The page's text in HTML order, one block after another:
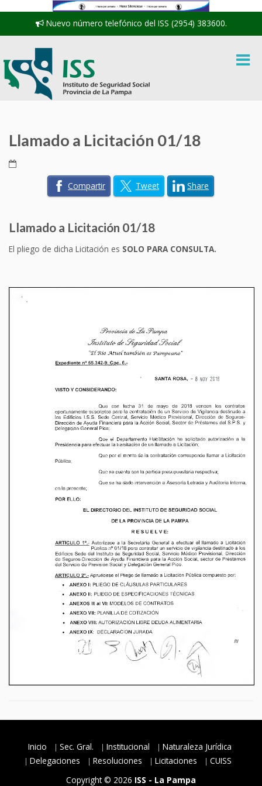
Nuevo número telefónico del ISS (2954) 383600.
Llamado a Licitación 01/18
Compartir Tweet Share
Llamado a Licitación 01/18
El pliego de dicha Licitación es SOLO PARA CONSULTA.
Inicio Sec. Gral. Institucional
Naturaleza Jurídica
Delegaciones
Resoluciones Licitaciones
CUISS
Copyright © 2026 ISS - La Pampa